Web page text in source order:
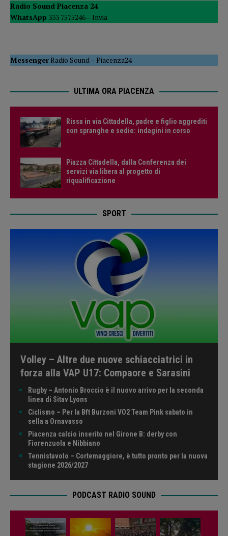
Radio Sound Piacenza 24
WhatsApp 333 7575246 – Invia
MessengerRadio Sound –Piacenza24
ULTIMA ORA PIACENZA
Rissa in via Cittadella, padre e figlio aggrediti
con spranghe e sedie: indagini in corso
Piazza Cittadella, dalla Conferenza dei
servizi via libera al progetto di
riqualificazione
SPORT
Volley – Altre due nuove schiacciatrici in
forza alla VAP U17: Compaore e Sarasini
Rugby – Antonio Broccio è il nuovo arrivo per la seconda
linea di Sitav Lyons
Ciclismo – Per la Bft Burzoni VO2 Team Pink sabato in
sella a Ornavasso
Piacenza calcio inserito nel Girone B: derby con
Fiorenzuola e Nibbiano
Tennistavolo – Cortemaggiore, è tutto pronto per la nuova
stagione 2026/2027
PODCAST RADIO SOUND